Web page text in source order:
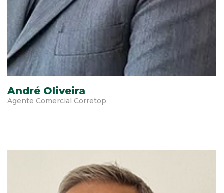
André Oliveira
Agente Comercial Corretop